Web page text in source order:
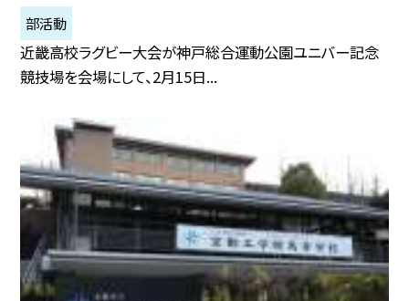
部活動
近畿高校ラグビー大会が神戸総合運動公園ユニバー記念
競技場を会場にして、2月15日...